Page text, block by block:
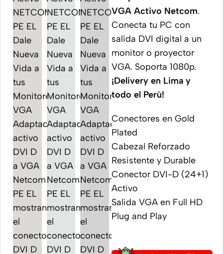
VGA Activo Netcom.
Conecta tu PC con
salida DVI digital a un
monitor o proyector
VGA. Soporta 1080p.
¡Delivery en Lima y
todo el Perú!
Conectores en Gold
Plated
Cabezal Reforzado
Resistente y Durable
Conector DVI-D (24+1)
Activo
Salida VGA en Full HD
Plug and Play